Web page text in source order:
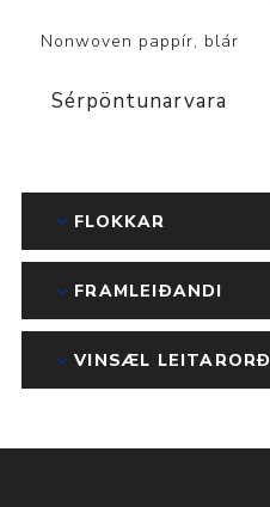
Nonwoven pappír, blár
Sérpöntunarvara
FLOKKAR
FRAMLEIÐANDI
VINSÆL LEITARORÐ